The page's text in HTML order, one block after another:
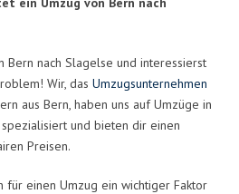
Bern nach Slagelse und interessierst
Wir, das Umzugsunternehmen
aus Bern, haben uns auf Umzüge in
und bieten dir einen
Preisen.
für einen Umzug ein wichtiger Faktor